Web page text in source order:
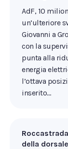
AdF, 10
un’ulteriore
Giovanni a
con la
punta alla
energia
l’ottava
inserito…
della